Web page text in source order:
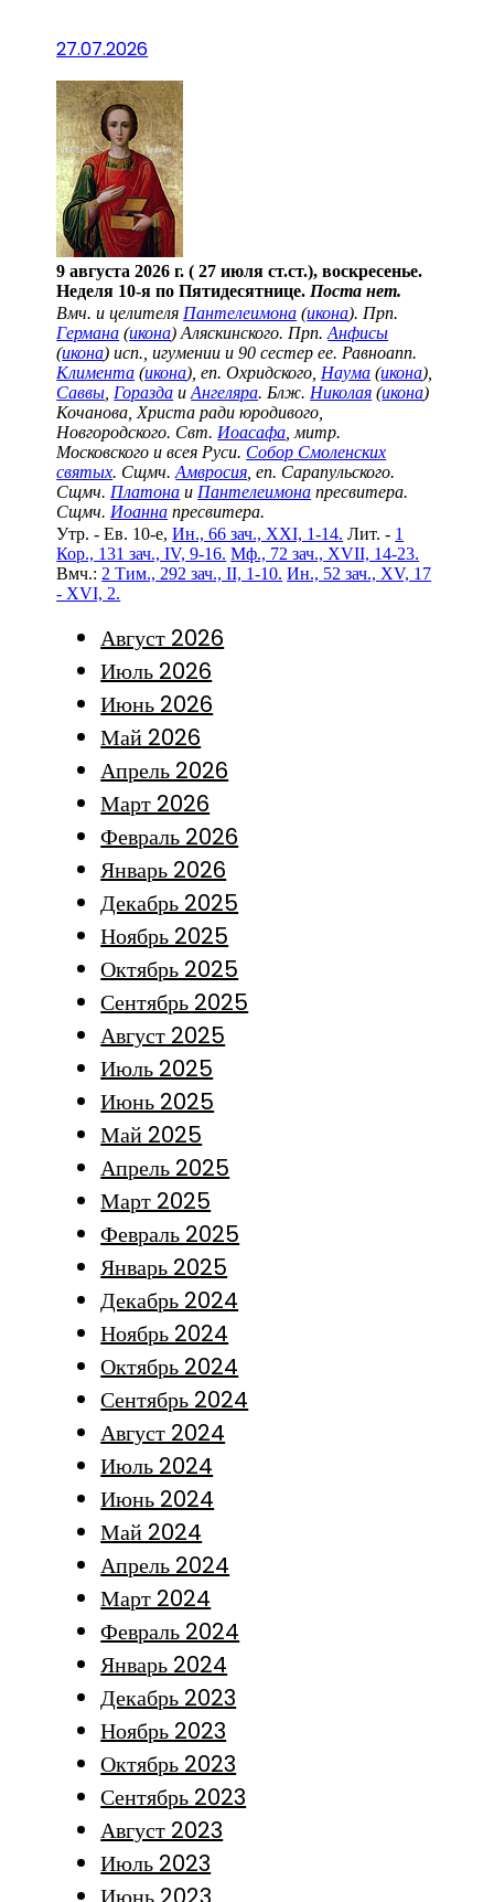
27.07.2026
9 августа 2026 г. ( 27 июля ст.ст.), воскресенье.
Неделя 10-я по Пятидесятнице. Поста нет.
Вмч. и целителя Пантелеимона (икона). Прп.
Германа (икона) Аляскинского. Прп.Анфисы
(икона) исп., игумении и 90 сестер ее. Равноапп.
Климента (икона), еп. Охридского, Наума (икона),
Саввы Горазда иАнгеляра. Блж. Николая (икона)
Кочанова, Христа ради юродивого,
Новгородского. Свт. Иоасафа , митр.
Московского и всея Руси. Собор Смоленских
святых. Сщмч.Амвросия , еп. Сарапульского.
Сщмч. Платона и Пантелеимона пресвитера.
Сщмч. Иоанна пресвитера.
Утр. - Ев. 10-е,Ин., 66 зач., XXI, 1-14. Лит. - 1
Кор., 131 зач., IV, 9-16. Мф., 72 зач., XVII, 14-23.
Вмч.: 2 Тим., 292 зач., II, 1-10. Ин., 52 зач., XV, 17
- XVI, 2.
Август 2026
Июль 2026
Июнь 2026
Май 2026
Апрель 2026
Март 2026
Февраль 2026
Январь 2026
Декабрь 2025
Ноябрь 2025
Октябрь 2025
Сентябрь 2025
Август 2025
Июль 2025
Июнь 2025
Май 2025
Апрель 2025
Март 2025
Февраль 2025
Январь 2025
Декабрь 2024
Ноябрь 2024
Октябрь 2024
Сентябрь 2024
Август 2024
Июль 2024
Июнь 2024
Май 2024
Апрель 2024
Март 2024
Февраль 2024
Январь 2024
Декабрь 2023
Ноябрь 2023
Октябрь 2023
Сентябрь 2023
Август 2023
Июль 2023